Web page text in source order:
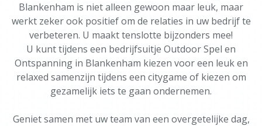
Blankenham is niet alleen gewoon maar leuk, maar
werkt zeker ook positief om de relaties in uw bedrijf te
verbeteren. U maakt tenslotte bijzonders mee!
U kunt tijdens een bedrijfsuitje Outdoor Spel en
Ontspanning in Blankenham kiezen voor een leuk en
relaxed samenzijn tijdens een citygame of kiezen om
gezamelijk iets te gaan ondernemen.
Geniet samen met uw team van een overgetelijke dag,